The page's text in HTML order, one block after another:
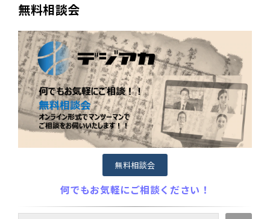
無料相談会
無料相談会
何でもお気軽にご相談ください！